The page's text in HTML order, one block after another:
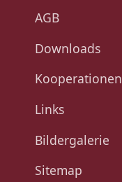
AGB
Downloads
Kooperationen
Links
Bildergalerie
Sitemap